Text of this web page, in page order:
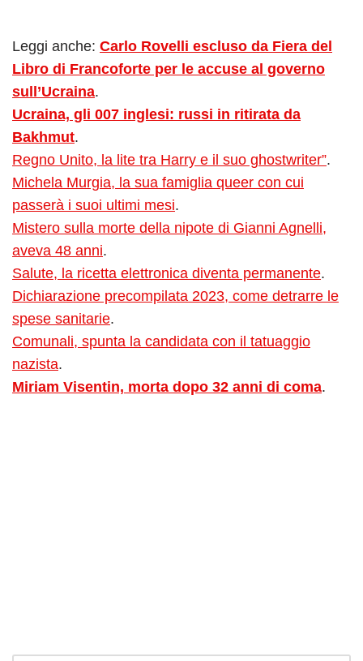
Leggi anche: Carlo Rovelli escluso da Fiera del
Libro di Francoforte per le accuse al governo
sull’Ucraina.
Ucraina, gli 007 inglesi: russi in ritirata da
Bakhmut.
Regno Unito, la lite tra Harry e il suo ghostwriter”.
Michela Murgia, la sua famiglia queer con cui
passerà i suoi ultimi mesi.
Mistero sulla morte della nipote di Gianni Agnelli,
aveva 48 anni.
Salute, la ricetta elettronica diventa permanente.
Dichiarazione precompilata 2023, come detrarre le
spese sanitarie.
Comunali, spunta la candidata con il tatuaggio
nazista.
Miriam Visentin, morta dopo 32 anni di coma.